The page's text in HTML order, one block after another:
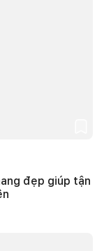
đẹp giúp tận